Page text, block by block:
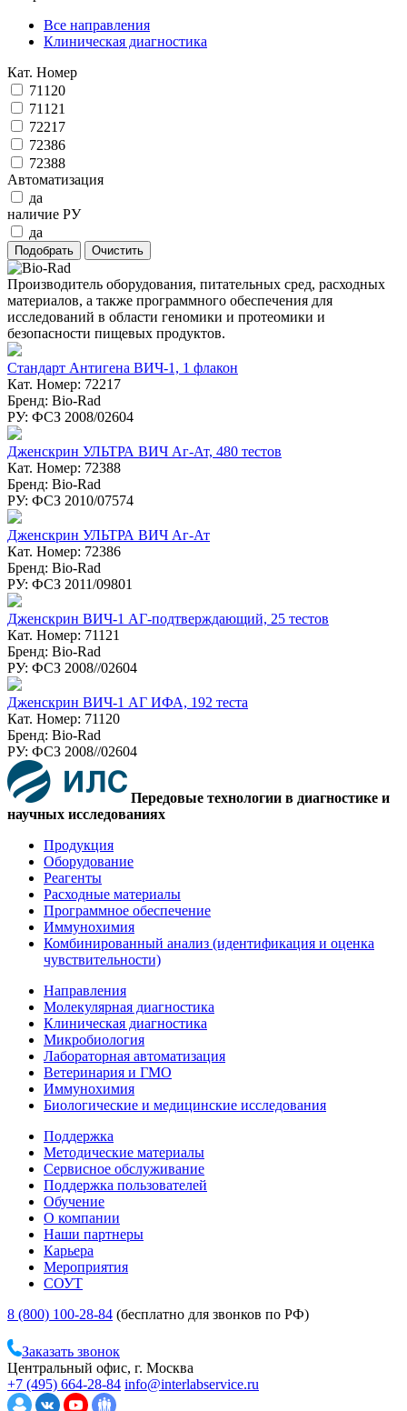
Все направления
Клиническая диагностика
Кат. Номер
71120
71121
72217
72386
72388
Автоматизация
да
наличие РУ
да
Производитель оборудования, питательных сред, расходных
материалов, а также программного обеспечения для
исследований в области геномики и протеомики и
безопасности пищевых продуктов.
Стандарт Антигена ВИЧ-1, 1 флакон
Кат. Номер: 72217
Бренд: Bio-Rad
РУ: ФСЗ 2008/02604
Дженскрин УЛЬТРА ВИЧ Аг-Ат, 480 тестов
Кат. Номер: 72388
Бренд: Bio-Rad
РУ: ФСЗ 2010/07574
Дженскрин УЛЬТРА ВИЧ Аг-Ат
Кат. Номер: 72386
Бренд: Bio-Rad
РУ: ФСЗ 2011/09801
Дженскрин ВИЧ-1 АГ-подтверждающий, 25 тестов
Кат. Номер: 71121
Бренд: Bio-Rad
РУ: ФСЗ 2008//02604
Дженcкрин ВИЧ-1 АГ ИФА, 192 теста
Кат. Номер: 71120
Бренд: Bio-Rad
РУ: ФСЗ 2008//02604
Передовые технологии в диагностике и
научных исследованиях
Продукция
Оборудование
Реагенты
Расходные материалы
Программное обеспечение
Иммунохимия
Комбинированный анализ (идентификация и оценка
чувствительности)
Направления
Молекулярная диагностика
Клиническая диагностика
Микробиология
Лабораторная автоматизация
Ветеринария и ГМО
Иммунохимия
Биологические и медицинские исследования
Поддержка
Методические материалы
Сервисное обслуживание
Поддержка пользователей
Обучение
О компании
Наши партнеры
Карьера
Мероприятия
СОУТ
8 (800) 100-28-84 (бесплатно для звонков по РФ)
Заказать звонок
Центральный офис, г. Москва
+7 (495) 664-28-84 info@interlabservice.ru